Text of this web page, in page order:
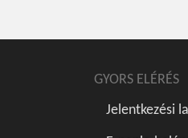
GYORS ELÉRÉS
Jelentkezési